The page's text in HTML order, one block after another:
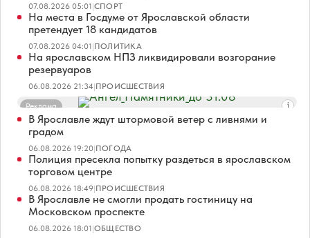
07.08.2026 05:01|СПОРТ
На места в Госдуме от Ярославской области
претендует 18 кандидатов
07.08.2026 04:01|ПОЛИТИКА
На ярославском НПЗ ликвидировали возгорание
резервуаров
06.08.2026 21:34|ПРОИСШЕСТВИЯ
Реклама
В Ярославле ждут штормовой ветер с ливнями и
градом
06.08.2026 19:20|ПОГОДА
Полиция пресекла попытку раздеться в ярославском
торговом центре
06.08.2026 18:49|ПРОИСШЕСТВИЯ
В Ярославле не смогли продать гостиницу на
Московском проспекте
06.08.2026 18:01|ОБЩЕСТВО